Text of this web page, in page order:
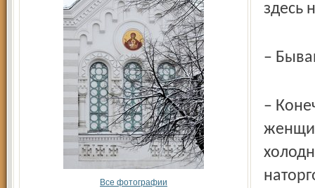
Все фотографии
здесь
–
–